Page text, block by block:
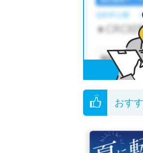
おす